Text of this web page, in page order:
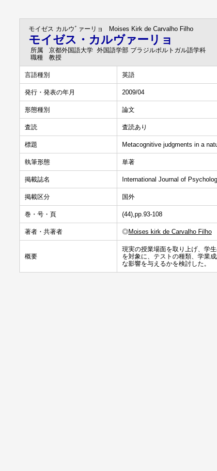
モイゼス カルウﾞァーリョ Moises Kirk de Carvalho Filho
モイゼス・カルヴァーリョ
所属
京都外国語大学 外国語学部 ブラジルポルトガル語学科
職種
教授
言語種別 英語
発行・発表の年月 2009/04
形態種別 論文
査読 査読あり
標題 Metacognitive judgments in a
執筆形態 単著
掲載誌名 International Journal of
掲載区分 国外
巻・号・頁 (44),pp.93-108
著者・共著者 ◎Moises kirk de Carvalho Filho
概要
現実の授業場面を取り上げ、学
を対象に、テストの種類、学業
な影響を与えるかを検討した。